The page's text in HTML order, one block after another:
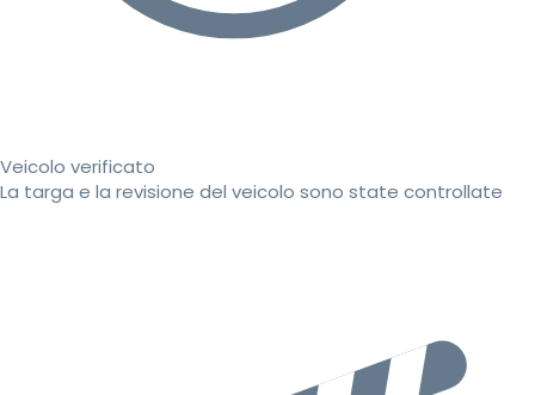
Veicolo verificato
La targa e la revisione del veicolo sono state controllate